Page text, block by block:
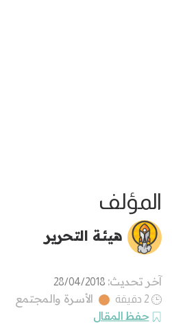
المؤلف
هيئة التحرير
آخر تحديث: 28/04/2018
2 دقيقة
الأسرة والمجتمع
حفظ المقال